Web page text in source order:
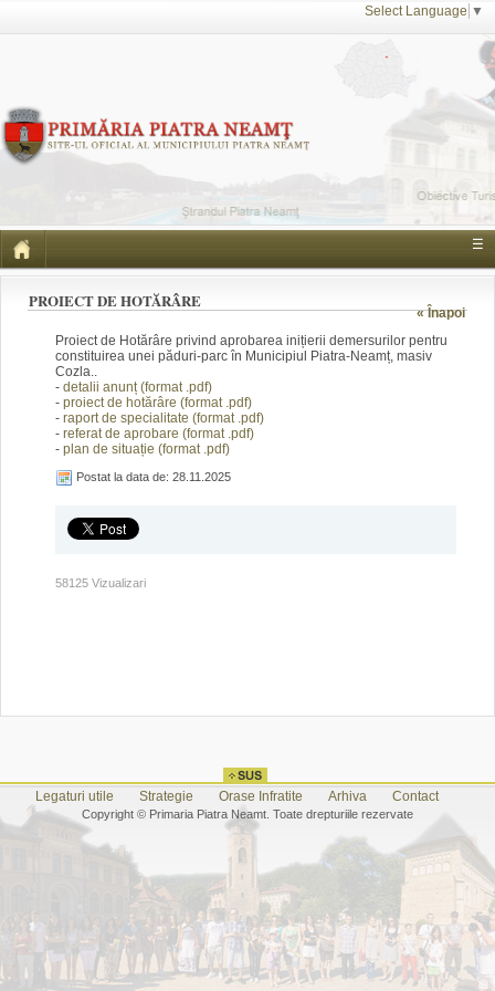
Select Language ▼
☰
« Înapoi
PROIECT DE HOTĂRÂRE
Proiect de Hotărâre privind aprobarea inițierii demersurilor pentru
constituirea unei păduri-parc în Municipiul Piatra-Neamț, masiv
Cozla..
- detalii anunț (format .pdf)
- proiect de hotărâre (format .pdf)
- raport de specialitate (format .pdf)
- referat de aprobare (format .pdf)
- plan de situație (format .pdf)
Postat la data de: 28.11.2025
58125 Vizualizari
Legaturi utile Strategie Orase Infratite Arhiva Contact
Copyright © Primaria Piatra Neamt. Toate drepturiile rezervate